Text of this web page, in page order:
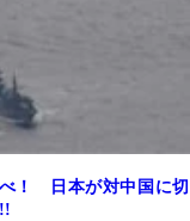
！ 日本が対中国に切